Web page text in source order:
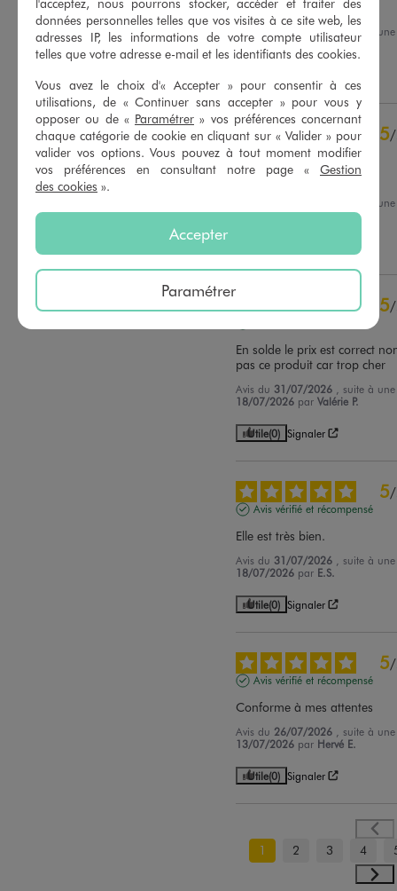
Basé sur 55 avis soumis à un
contrôle
Voir tous les avis sur ce site
5étoiles
48
4étoiles
6
3étoiles
0
2étoiles
0
1étoile
Top ma fille est ravie
Avis du 07/08/2026
, suite à
25/07/2026 parChristelle B.
5/
Avis vérifié et récompensé
tres bien enfants content
, suite à
17/07/2026 parBruno S.
5/
En solde le prix est correct
pas ce produit car trop cher
Avis du 31/07/2026
, suite à
18/07/2026 parValérie P.
Utile(0) Signaler
5/
Avis vérifié et récompensé
Elle est très bien.
Avis du 31/07/2026
, suite à
18/07/2026 par E.S.
Utile(0) Signaler
5/
Avis vérifié et récompensé
Conforme à mes attentes
Avis du 26/07/2026
, suite à
13/07/2026 par Hervé E.
Utile(0) Signaler
1 2 3 4
données personnelles telles que vos visites à ce site web, les
adresses IP, les informations de votre compte utilisateur
telles que votre adresse e-mail et les identifiants des cookies.
Vous avez le choix d'« Accepter » pour consentir à ces
utilisations, de « Continuer sans accepter » pour vous y
opposer ou de « Paramétrer » vos préférences concernant
chaque catégorie de cookie en cliquant sur « Valider » pour
valider vos options. Vous pouvez à tout moment modifier
vos préférences en consultant notre page « Gestion
des cookies ».
Accepter
Paramétrer